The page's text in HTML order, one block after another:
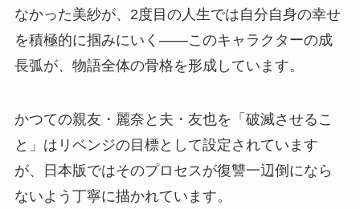
なかった美紗が、2度目の人生では自分自身の幸せ
を積極的に掴みにいく——このキャラクターの成
長弧が、物語全体の骨格を形成しています。
かつての親友・麗奈と夫・友也を「破滅させるこ
と」はリベンジの目標として設定されています
が、日本版ではそのプロセスが復讐一辺倒になら
ないよう丁寧に描かれています。